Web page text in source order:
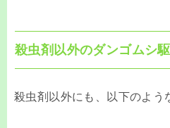
殺虫剤以外のダンゴムシ
殺虫剤以外にも、以下のよう